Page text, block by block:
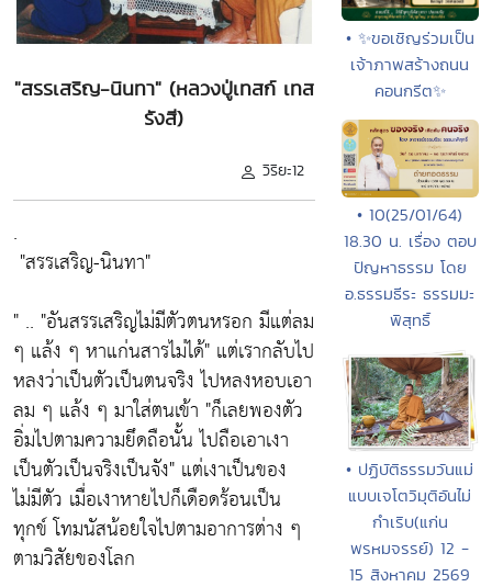
"สรรเสริญ-นินทา" (หลวงปู่เทสก์ เทส
รังสี)
วิริยะ12
.
"สรรเสริญ-นินทา"
" .. "อันสรรเสริญไม่มีตัวตนหรอก มีแต่ลม
ๆ แล้ง ๆ หาแก่นสารไม่ได้" แต่เรากลับไป
หลงว่าเป็นตัวเป็นตนจริง ไปหลงหอบเอา
ลม ๆ แล้ง ๆ มาใส่ตนเข้า "ก็เลยพองตัว
อิ่มไปตามความยึดถือนั้น ไปถือเอาเงา
เป็นตัวเป็นจริงเป็นจัง" แต่เงาเป็นของ
ไม่มีตัว เมื่อเงาหายไปก็เดือดร้อนเป็น
ทุกข์ โทมนัสน้อยใจไปตามอาการต่าง ๆ
ตามวิสัยของโลก
• ✨ขอเชิญร่วมเป็น
เจ้าภาพสร้างถนน
คอนกรีต✨
• 10(25/01/64)
18.30 น. เรื่อง ตอบ
ปัญหาธรรม โดย
อ.ธรรมธีระ ธรรมมะ
พิสุทธิ์
• ปฏิบัติธรรมวันแม่
แบบเจโตวิมุติอันไม่
กำเริบ(แก่น
พรหมจรรย์) 12 -
15 สิงหาคม 2569